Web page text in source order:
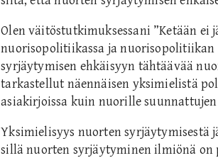
Olen väitöstutkimuksessani ”Ketään ei
nuorisopolitiikassa ja
syrjäytymisen ehkäisyyn tähtäävää
tarkastellut näennäisen yksimielistä
asiakirjoissa kuin nuorille
Yksimielisyys nuorten syrjäytymisestä
sillä nuorten syrjäytyminen ilmiönä